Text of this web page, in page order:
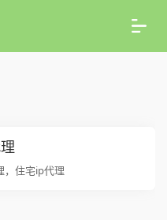
，住宅ip代理